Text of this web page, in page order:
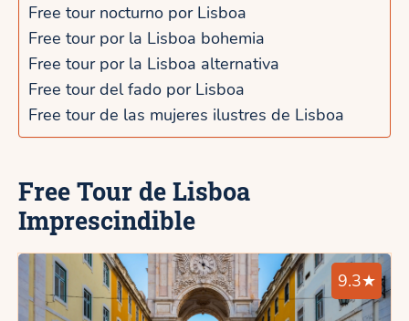
Free tour nocturno por Lisboa
Free tour por la Lisboa bohemia
Free tour por la Lisboa alternativa
Free tour del fado por Lisboa
Free tour de las mujeres ilustres de Lisboa
Free Tour de Lisboa
Imprescindible
9.3★